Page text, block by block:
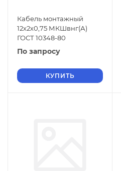
Кабель монтажный
12х2х0,75 МКШвнг(А)
ГОСТ 10348-80
По запросу
КУПИТЬ